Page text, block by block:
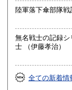
無名戦士の記録
士 （伊藤孝治）
全ての新着情